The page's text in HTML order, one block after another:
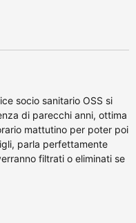
socio sanitario OSS si
di parecchi anni, ottima
mattutino per poter poi
parla perfettamente
filtrati o eliminati se